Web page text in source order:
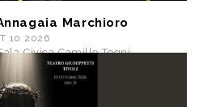
Marchioro
10 2026
Civica Camillo Togni
da € 13,00